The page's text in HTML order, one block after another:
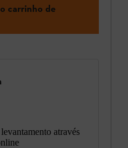
carrinho de
através